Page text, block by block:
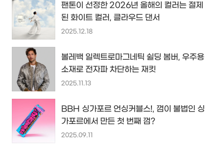
팬톤이 선정한 2026년 올해의 컬러는 절제
된 화이트 컬러, 클라우드 댄서
2025.12.18
볼레백 일렉트로마그네틱 쉴딩 봄버, 우주용
소재로 전자파 차단하는 재킷
2025.11.13
BBH 싱가포르 언싱커블스!, 껌이 불법인 싱
가포르에서 만든 첫 번째 껌?
2025.09.11